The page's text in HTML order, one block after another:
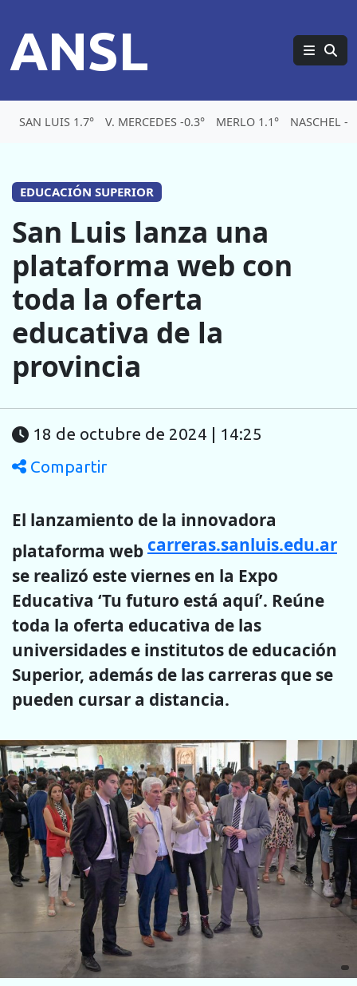
ANSL
SAN LUIS 1.7° V. MERCEDES -0.3° MERLO 1.1° NASCHEL -
EDUCACIÓN SUPERIOR
San Luis lanza una
plataforma web con
toda la oferta
educativa de la
provincia
18 de octubre de 2024 | 14:25
Compartir
El lanzamiento de la innovadora
plataforma web carreras.sanluis.edu.ar
se realizó este viernes en la Expo
Educativa ‘Tu futuro está aquí’. Reúne
toda la oferta educativa de las
universidades e institutos de educación
Superior, además de las carreras que se
pueden cursar a distancia.